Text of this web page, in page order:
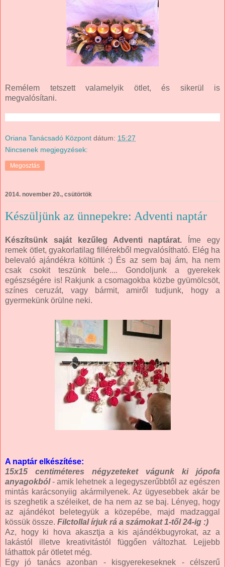
Remélem tetszett valamelyik ötlet, és sikerül is
megvalósítani.
Oriana Tanácsadó Központ dátum: 15:27
Nincsenek megjegyzések:
Megosztás
2014. november 20., csütörtök
Készüljünk az ünnepekre: Adventi naptár
Készítsünk saját kezűleg Adventi naptárat. Íme egy
remek ötlet, gyakorlatilag fillérekből megvalósítható. Elég ha
belevaló ajándékra költünk :) És az sem baj ám, ha nem
csak csokit teszünk bele.... Gondoljunk a gyerekek
egészségére is! Rakjunk a csomagokba közbe gyümölcsöt,
színes ceruzát, vagy bármit, amiről tudjunk, hogy a
gyermekünk örülne neki.
A naptár elkészítése:
15x15 centiméteres négyzeteket vágunk ki jópofa
anyagokból- amik lehetnek a legegyszerűbbtől az egészen
mintás karácsonyiig akármilyenek. Az ügyesebbek akár be
is szeghetik a széleiket, de ha nem az se baj. Lényeg, hogy
az ajándékot beletegyük a közepébe, majd madzaggal
kössük össze. Filctollal írjuk rá a számokat 1-től 24-ig :)
Az, hogy ki hova akasztja a kis ajándékbugyrokat, az a
lakástól illetve kreativitástól függően változhat. Lejjebb
láthattok pár ötletet még.
Egy jó tanács azonban - kisgyerekeseknek - célszerű